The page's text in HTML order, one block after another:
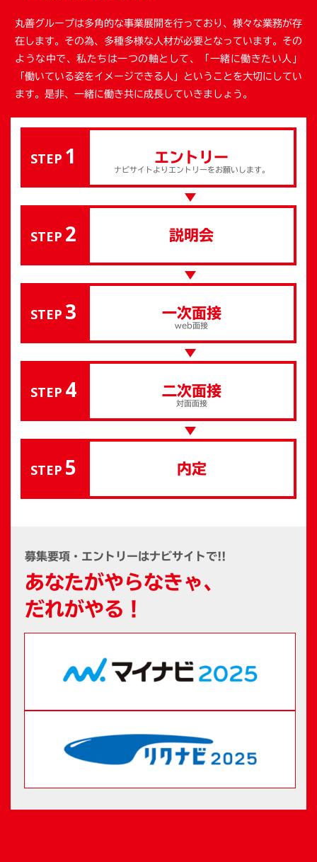
丸善グループは多角的な事業展開を行っており、様々な業務が存
在します。その為、多種多様な人材が必要となっています。その
ような中で、私たちは一つの軸として、「一緒に働きたい人」
「働いている姿をイメージできる人」ということを大切にしてい
ます。是非、一緒に働き共に成長していきましょう。
STEP 1 エントリー
ナビサイトよりエントリーをお願いします。
STEP 2 説明会
STEP 3 一次面接
web面接
STEP 4 二次面接
対面面接
STEP 5 内定
募集要項・エントリーはナビサイトで!!
あなたがやらなきゃ、
だれがやる！